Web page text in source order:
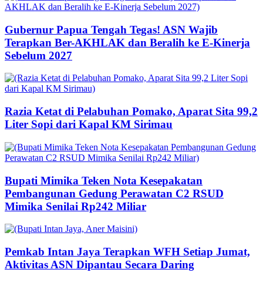
Gubernur Papua Tengah Tegas! ASN Wajib
Terapkan Ber-AKHLAK dan Beralih ke E-Kinerja
Sebelum 2027
Razia Ketat di Pelabuhan Pomako, Aparat Sita 99,2
Liter Sopi dari Kapal KM Sirimau
Bupati Mimika Teken Nota Kesepakatan
Pembangunan Gedung Perawatan C2 RSUD
Mimika Senilai Rp242 Miliar
Pemkab Intan Jaya Terapkan WFH Setiap Jumat,
Aktivitas ASN Dipantau Secara Daring